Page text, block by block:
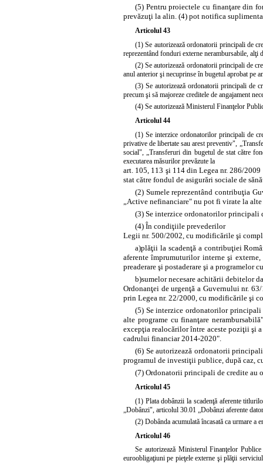
(5) Pentru proiectele cu finanţare din
prevăzuţi la alin. (4) pot notifica
Articolul 43
(1) Se autorizează ordonatorii principali de
reprezentând fonduri externe nerambursabile,
(2) Se autorizează ordonatorii principali de
anul anterior şi necuprinse în bugetul aprobat pe
(3) Se autorizează ordonatorii principali de
precum şi să majoreze creditele de angajament
(4) Se autorizează Ministerul Finanţelor
Articolul 44
(1) Se interzice ordonatorilor principali de
privative de libertate sau arest preventiv",
social", „Transferuri din bugetul de stat către
executarea măsurilor prevăzute la
art. 105, 113 şi 114 din Legea nr. 286/
stat către fondul de asigurări sociale de
(2) Sumele reprezentând contribuţia
„Active nefinanciare" nu pot fi virate la
(3) Se interzice ordonatorilor principali
(4) În condiţiile prevederilor
Legii nr. 500/2002, cu modificările şi
a)plăţii la scadenţă a contribuţiei
aferente împrumuturilor interne şi
preaderare şi postaderare şi a programelor
b)sumelor necesare achitării debitelor
Ordonanţei de urgenţă a Guvernului nr.
prin Legea nr. 22/2000, cu modificările şi
(5) Se interzice ordonatorilor principali
alte programe cu finanţare
excepţia realocărilor între aceste poziţii şi
cadrului financiar 2014-2020".
(6) Se autorizează ordonatorii
programul de investiţii publice, după caz,
(7) Ordonatorii principali de credite au
Articolul 45
(1) Plata dobânzii la scadenţă aferente
„Dobânzi", articolul 30.01 „Dobânzi aferente
(2) Dobânda acumulată încasată ca urmare
Articolul 46
Se autorizează Ministerul Finanţelor
euroobligaţiuni pe pieţele externe şi plăţii